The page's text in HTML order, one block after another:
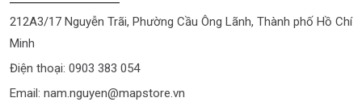
212A3/17 Nguyễn Trãi, Phường Cầu Ông Lãnh, Thành phố Hồ Chí
Minh
Điện thoại: 0903 383 054
Email: nam.nguyen@mapstore.vn